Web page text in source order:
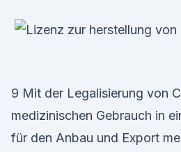
9 Mit der Legalisierung von
medizinischen Gebrauch in
für den Anbau und Export